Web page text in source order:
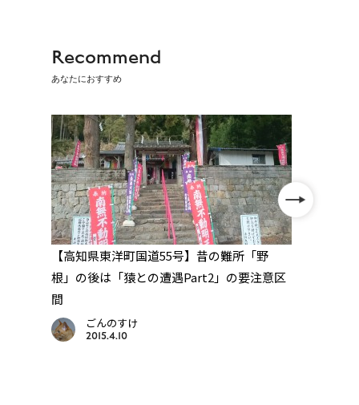
Recommend
あなたにおすすめ
【高知県東洋町国道55号】昔の難所「野
根」の後は「猿との遭遇Part2」の要注意区
間
ごんのすけ
2015.4.10